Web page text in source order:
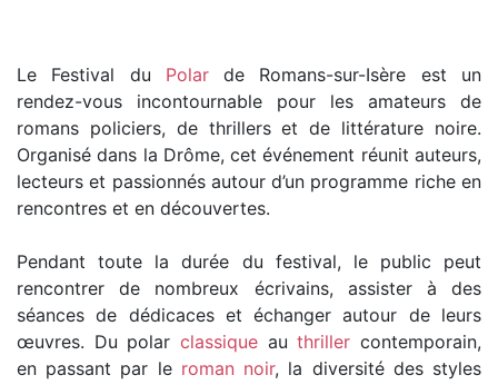
Le Festival du Polarde Romans-sur-Isère est un
rendez-vous incontournable pour les amateurs de
romans policiers, de thrillers et de littérature noire.
Organisé dans la Drôme, cet événement réunit auteurs,
lecteurs et passionnés autour d’un programme riche en
rencontres et en découvertes.
Pendant toute la durée du festival, le public peut
rencontrer de nombreux écrivains, assister à des
séances de dédicaces et échanger autour de leurs
œuvres. Du polar classique authriller contemporain,
en passant par le roman noir, la diversité des styles